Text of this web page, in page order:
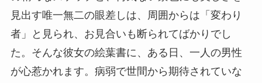
見出す唯一無二の眼差しは、周囲からは「変わり
者」と見られ、お見合いも断られてばかりでし
た。そんな彼女の絵葉書に、ある日、一人の男性
が心惹かれます。病弱で世間から期待されていな